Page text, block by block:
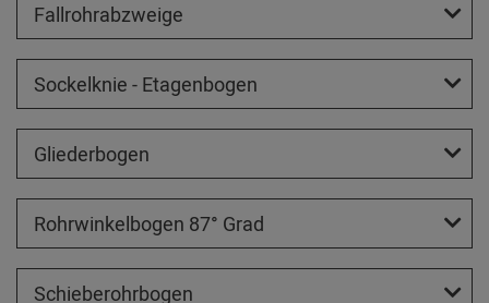
Fallrohrabzweige
Sockelknie - Etagenbogen
Gliederbogen
Rohrwinkelbogen 87° Grad
Schieberohrbogen